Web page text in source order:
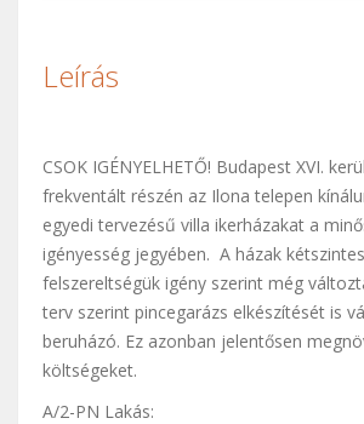
Leírás
CSOK IGÉNYELHETŐ! Budapest XVI.
frekventált részén az Ilona telepen
egyedi tervezésű villa ikerházakat a
igényesség jegyében. A házak
felszereltségük igény szerint még
terv szerint pincegarázs elkészítését is
beruházó. Ez azonban jelentősen
költségeket.
A/2-PN Lakás: